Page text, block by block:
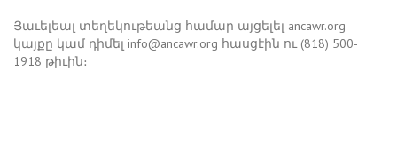
Յաւելեալ տեղեկութեանց համար այցելել ancawr.org
կայքը կամ դիմել info@ancawr.org հասցէին ու (818) 500-
1918 թիւին։